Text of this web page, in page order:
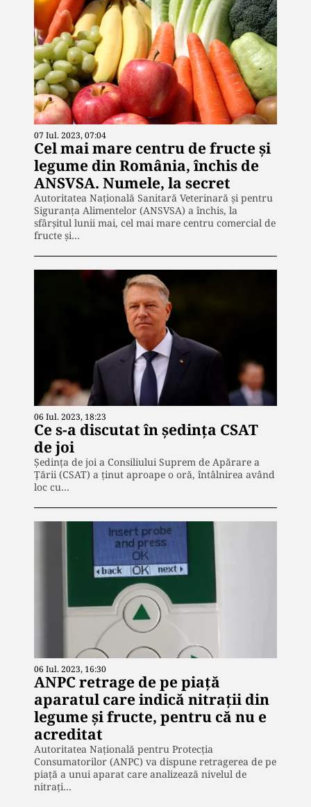
07 Iul. 2023, 07:04
Cel mai mare centru de fructe și
legume din România, închis de
ANSVSA. Numele, la secret
Autoritatea Naţională Sanitară Veterinară şi pentru
Siguranţa Alimentelor (ANSVSA) a închis, la
sfârșitul lunii mai, cel mai mare centru comercial de
fructe și…
06 Iul. 2023, 18:23
Ce s-a discutat în ședința CSAT
de joi
Şedinţa de joi a Consiliului Suprem de Apărare a
Ţării (CSAT) a ținut aproape o oră, întâlnirea având
loc cu…
06 Iul. 2023, 16:30
ANPC retrage de pe piaţă
aparatul care indică nitraţii din
legume şi fructe, pentru că nu e
acreditat
Autoritatea Naţională pentru Protecţia
Consumatorilor (ANPC) va dispune retragerea de pe
piaţă a unui aparat care analizează nivelul de
nitraţi…